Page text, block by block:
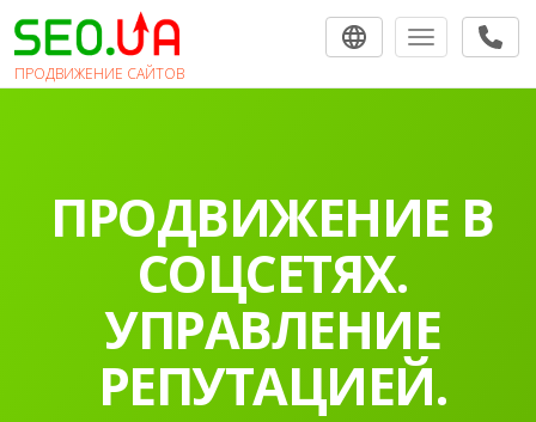
ПРОДВИЖЕНИЕ САЙТОВ
Toggle
ПРОДВИЖЕНИЕ В
СОЦСЕТЯХ.
УПРАВЛЕНИЕ
РЕПУТАЦИЕЙ.